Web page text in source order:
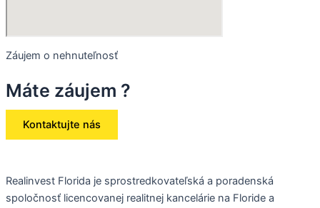
Záujem o nehnuteľnosť
Máte záujem ?
Kontaktujte nás
Realinvest Florida je sprostredkovateľská a poradenská
spoločnosť licencovanej realitnej kancelárie na Floride a